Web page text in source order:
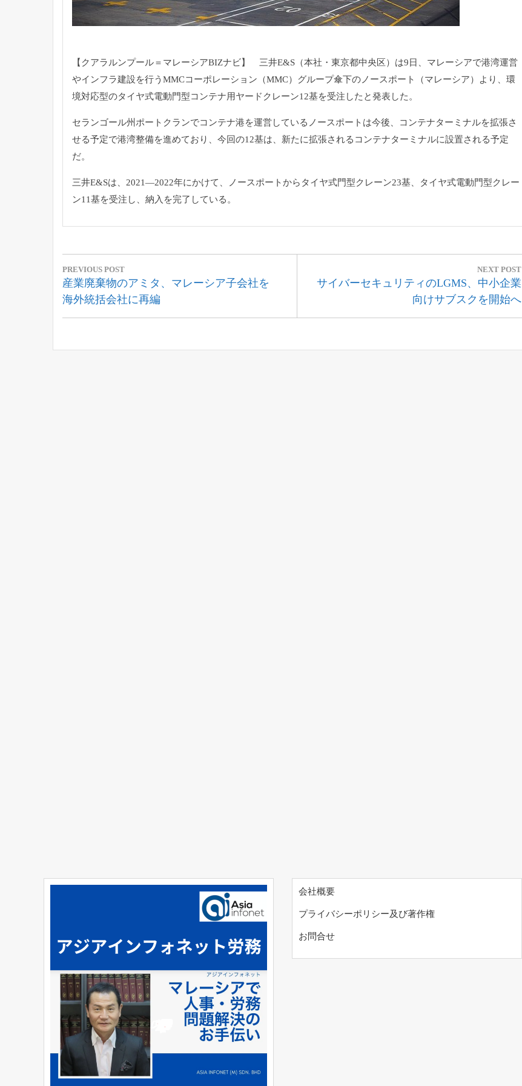
【クアラルンプール＝マレーシアBIZナビ】 三井E&S（本社・東京都中央区）は9日、マレーシアで港湾運営
やインフラ建設を行うMMCコーポレーション（MMC）グループ傘下のノースポート（マレーシア）より、環
境対応型のタイヤ式電動門型コンテナ用ヤードクレーン12基を受注したと発表した。
セランゴール州ポートクランでコンテナ港を運営しているノースポートは今後、コンテナターミナルを拡張さ
せる予定で港湾整備を進めており、今回の12基は、新たに拡張されるコンテナターミナルに設置される予定
だ。
三井E&Sは、2021―2022年にかけて、ノースポートからタイヤ式門型クレーン23基、タイヤ式電動門型クレー
ン11基を受注し、納入を完了している。
投
稿
ナ
ビ
PREVIOUS POST
Previous
Post:
産業廃棄物のアミタ、マレーシア子会社を
海外統括会社に再編
NEXT POST
Next
サイバーセキュリティのLGMS、中小企業
向けサブスクを開始へ
会社概要
プライバシーポリシー及び著作権
お問合せ